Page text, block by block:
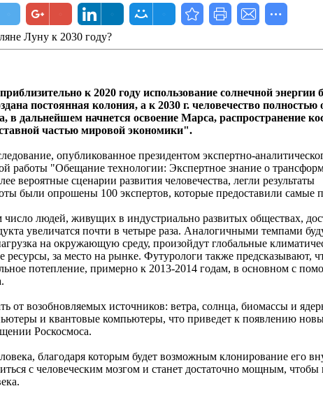
Луну к 2030 году?
к 2020 году использование солнечной энергии
постоянная колония, а к 2030 г. человечество полностью
дальнейшем начнется освоение Марса, распространение
частью мировой экономики".
опубликованное президентом экспертно-
работы "Обещание технологии: Экспертное знание о
вероятные сценарии развития человечества, легли результаты
были опрошены 100 экспертов, которые предоставили самые
людей, живущих в индустриально развитых обществах,
увеличатся почти в четыре раза. Аналогичными темпами
на окружающую среду, произойдут глобальные
ресурсы, за место на рынке. Футурологи также предсказывают,
потепление, примерно к 2013-2014 годам, в основном с
от возобновляемых источников: ветра, солнца, биомассы и
и квантовые компьютеры, что приведет к появлению
Роскосмоса.
благодаря которым будет возможным клонирование его
с человеческим мозгом и станет достаточно мощным, чтобы